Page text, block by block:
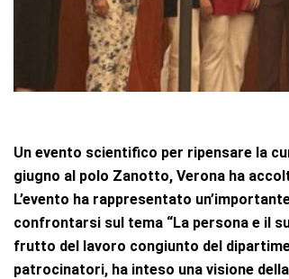
Un evento scientifico per ripensare la
giugno al polo Zanotto, Verona ha
L’evento ha rappresentato
confrontarsi sul tema “La persona e il
frutto del lavoro congiunto del
patrocinatori, ha inteso una visione